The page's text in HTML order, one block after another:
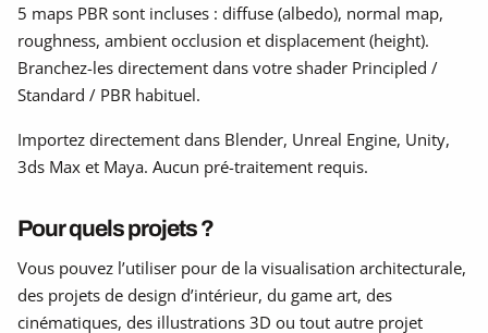
5 maps PBR sont incluses : diffuse (albedo), normal map,
roughness, ambient occlusion et displacement (height).
Branchez-les directement dans votre shader Principled /
Standard / PBR habituel.
Importez directement dans Blender, Unreal Engine, Unity,
3ds Max et Maya. Aucun pré-traitement requis.
Pour quels projets ?
Vous pouvez l’utiliser pour de la visualisation architecturale,
des projets de design d’intérieur, du game art, des
cinématiques, des illustrations 3D ou tout autre projet